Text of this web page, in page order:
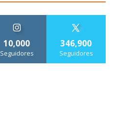
10,000
Seguidores
346,900
Seguidores